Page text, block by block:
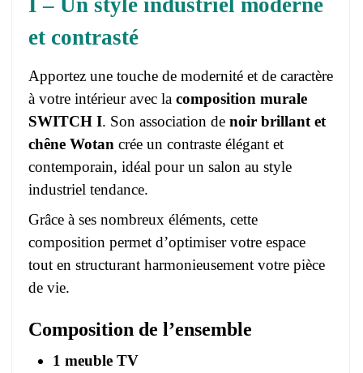
I – Un style industriel moderne
et contrasté
Apportez une touche de modernité et de caractère
à votre intérieur avec la composition murale
SWITCH I. Son association de noir brillant et
chêne Wotan crée un contraste élégant et
contemporain, idéal pour un salon au style
industriel tendance.
Grâce à ses nombreux éléments, cette
composition permet d’optimiser votre espace
tout en structurant harmonieusement votre pièce
de vie.
Composition de l’ensemble
1 meuble TV